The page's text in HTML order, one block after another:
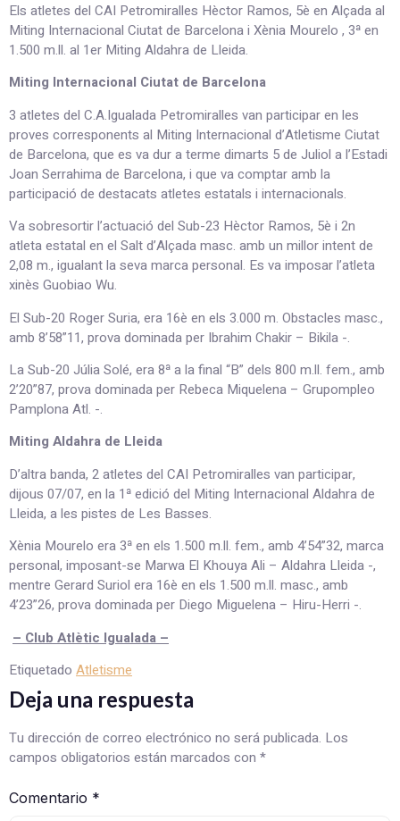
Els atletes del CAI Petromiralles Hèctor Ramos, 5è en Alçada al
Miting Internacional Ciutat de Barcelona i Xènia Mourelo , 3ª en
1.500 m.ll. al 1er Miting Aldahra de Lleida.
Miting Internacional Ciutat de Barcelona
3 atletes del C.A.Igualada Petromiralles van participar en les
proves corresponents al Miting Internacional d’Atletisme Ciutat
de Barcelona, que es va dur a terme dimarts 5 de Juliol a l’Estadi
Joan Serrahima de Barcelona, i que va comptar amb la
participació de destacats atletes estatals i internacionals.
Va sobresortir l’actuació del Sub-23 Hèctor Ramos, 5è i 2n
atleta estatal en el Salt d’Alçada masc. amb un millor intent de
2,08 m., igualant la seva marca personal. Es va imposar l’atleta
xinès Guobiao Wu.
El Sub-20 Roger Suria, era 16è en els 3.000 m. Obstacles masc.,
amb 8’58”11, prova dominada per Ibrahim Chakir – Bikila -.
La Sub-20 Júlia Solé, era 8ª a la final “B” dels 800 m.ll. fem., amb
2’20”87, prova dominada per Rebeca Miquelena – Grupompleo
Pamplona Atl. -.
Miting Aldahra de Lleida
D’altra banda, 2 atletes del CAI Petromiralles van participar,
dijous 07/07, en la 1ª edició del Miting Internacional Aldahra de
Lleida, a les pistes de Les Basses.
Xènia Mourelo era 3ª en els 1.500 m.ll. fem., amb 4’54”32, marca
personal, imposant-se Marwa El Khouya Ali – Aldahra Lleida -,
mentre Gerard Suriol era 16è en els 1.500 m.ll. masc., amb
4’23”26, prova dominada per Diego Miguelena – Hiru-Herri -.
– Club Atlètic Igualada –
Etiquetado Atletisme
Deja una respuesta
Tu dirección de correo electrónico no será publicada. Los
campos obligatorios están marcados con *
Comentario *